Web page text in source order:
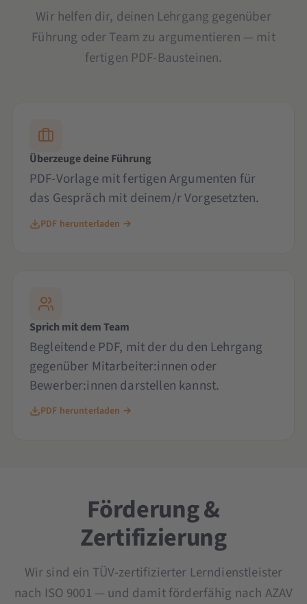
Wir helfen dir, deinen Lehrgang gegenüber
Führung oder Team zu argumentieren — mit
fertigen PDF-Bausteinen.
Überzeuge deine Führung
PDF-Vorlage mit fertigen Argumenten für
das Gespräch mit deinem/r Vorgesetzten.
PDF herunterladen →
Sprich mit dem Team
Begleitende PDF, mit der du den Lehrgang
gegenüber Mitarbeiter:innen oder
Bewerber:innen darstellen kannst.
PDF herunterladen →
Förderung &
Zertifizierung
Wir sind ein TÜV-zertifizierter Lerndienstleister
nach ISO 9001 — und damit förderfähig nach AZAV